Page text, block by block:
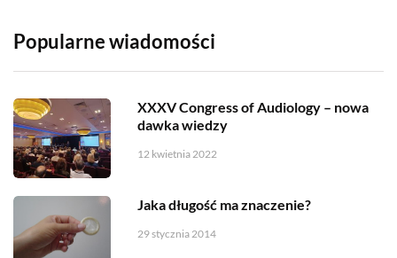
Popularne wiadomości
XXXV Congress of Audiology – nowa
dawka wiedzy
12 kwietnia 2022
Jaka długość ma znaczenie?
29 stycznia 2014